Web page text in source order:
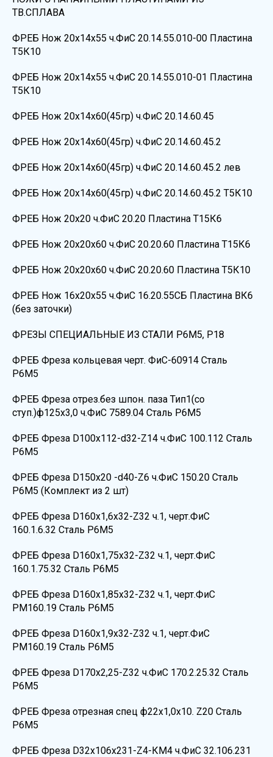
ТВ.СПЛАВА
ФРЕБ Нож 20х14х55 ч.ФиС 20.14.55.010-00 Пластина
Т5К10
ФРЕБ Нож 20х14х55 ч.ФиС 20.14.55.010-01 Пластина
Т5К10
ФРЕБ Нож 20х14х60(45гр) ч.ФиС 20.14.60.45
ФРЕБ Нож 20х14х60(45гр) ч.ФиС 20.14.60.45.2
ФРЕБ Нож 20х14х60(45гр) ч.ФиС 20.14.60.45.2 лев
ФРЕБ Нож 20х14х60(45гр) ч.ФиС 20.14.60.45.2 Т5К10
ФРЕБ Нож 20х20 ч.ФиС 20.20 Пластина Т15К6
ФРЕБ Нож 20х20х60 ч.ФиС 20.20.60 Пластина Т15К6
ФРЕБ Нож 20х20х60 ч.ФиС 20.20.60 Пластина Т5К10
ФРЕБ Нож 16х20х55 ч.ФиС 16.20.55СБ Пластина ВК6
(без заточки)
ФРЕЗЫ СПЕЦИАЛЬНЫЕ ИЗ СТАЛИ Р6М5, Р18
ФРЕБ Фреза кольцевая черт. ФиС-60914 Сталь
Р6М5
ФРЕБ Фреза отрез.без шпон. паза Тип1(со
ступ.)ф125х3,0 ч.ФиС 7589.04 Сталь Р6М5
ФРЕБ Фреза D100х112-d32-Z14 ч.ФиС 100.112 Сталь
Р6М5
ФРЕБ Фреза D150х20 -d40-Z6 ч.ФиС 150.20 Сталь
Р6М5 (Комплект из 2 шт)
ФРЕБ Фреза D160х1,6х32-Z32 ч.1, черт.ФиС
160.1.6.32 Сталь Р6М5
ФРЕБ Фреза D160х1,75х32-Z32 ч.1, черт.ФиС
160.1.75.32 Сталь Р6М5
ФРЕБ Фреза D160х1,85х32-Z32 ч.1, черт.ФиС
РМ160.19 Сталь Р6М5
ФРЕБ Фреза D160х1,9х32-Z32 ч.1, черт.ФиС
РМ160.19 Сталь Р6М5
ФРЕБ Фреза D170х2,25-Z32 ч.ФиС 170.2.25.32 Сталь
Р6М5
ФРЕБ Фреза отрезная спец ф22х1,0х10. Z20 Сталь
Р6М5
ФРЕБ Фреза D32х106х231-Z4-КМ4 ч.ФиС 32.106.231